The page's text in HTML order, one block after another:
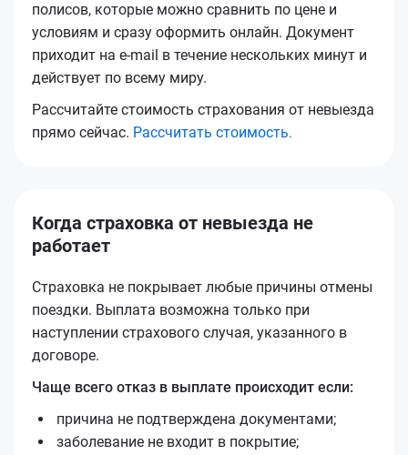
полисов, которые можно сравнить по цене и
условиям и сразу оформить онлайн. Документ
приходит на e-mail в течение нескольких минут и
действует по всему миру.
Рассчитайте стоимость страхования от невыезда
прямо сейчас. Рассчитать стоимость.
Когда страховка от невыезда не
работает
Страховка не покрывает любые причины отмены
поездки. Выплата возможна только при
наступлении страхового случая, указанного в
договоре.
Чаще всего отказ в выплате происходит если:
причина не подтверждена документами;
заболевание не входит в покрытие;